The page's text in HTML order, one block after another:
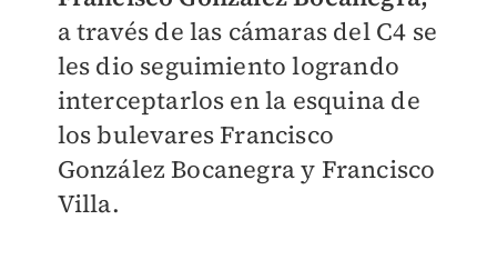
a través de las cámaras del C4 se
les dio seguimiento logrando
interceptarlos en la esquina de
los bulevares Francisco
González Bocanegra y Francisco
Villa.